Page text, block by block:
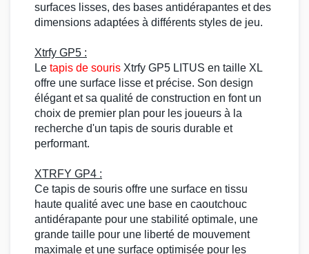
surfaces lisses, des bases antidérapantes et des
dimensions adaptées à différents styles de jeu.
Xtrfy GP5 :
Le tapis de souris Xtrfy GP5 LITUS en taille XL
offre une surface lisse et précise. Son design
élégant et sa qualité de construction en font un
choix de premier plan pour les joueurs à la
recherche d'un tapis de souris durable et
performant.
XTRFY GP4 :
Ce tapis de souris offre une surface en tissu
haute qualité avec une base en caoutchouc
antidérapante pour une stabilité optimale, une
grande taille pour une liberté de mouvement
maximale et une surface optimisée pour les